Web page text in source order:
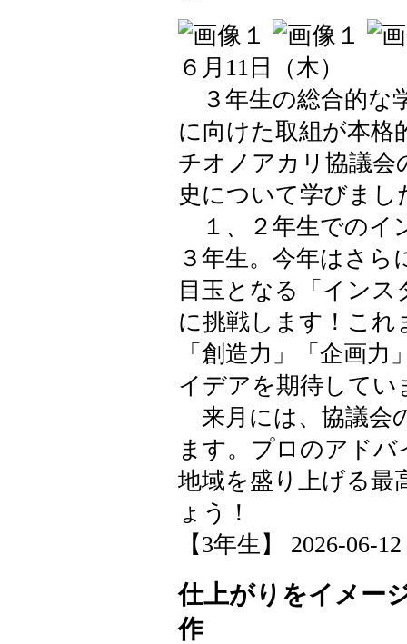
６月11日（木）
３年生の総合的な
に向けた取組が本格
チオノアカリ協議会
史について学びまし
１、２年生でのイ
３年生。今年はさ
目玉となる「インス
に挑戦します！これ
「創造力」「企画
イデアを期待してい
来月には、協議会
ます。プロのアド
地域を盛り上げる最
ょう！
【3年生】 2026-06-
仕上がりをイメー
作